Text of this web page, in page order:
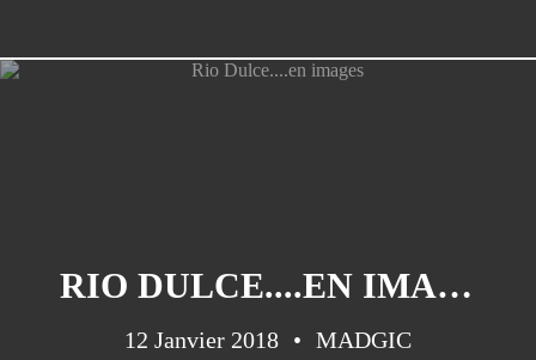
RIO DULCE....EN IMAGES
12 Janvier 2018 MADGIC